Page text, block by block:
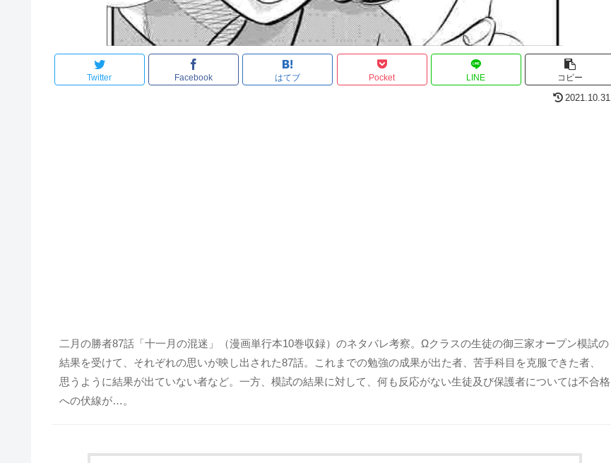
Twitter Facebook はてブ Pocket LINE コピー
2021.10.31
二月の勝者87話「十一月の混迷」（漫画単行本10巻収録）のネタバレ考察。Ωクラスの生徒の御三家オープン模試の
結果を受けて、それぞれの思いが映し出された87話。これまでの勉強の成果が出た者、苦手科目を克服できた者、
思うように結果が出ていない者など。一方、模試の結果に対して、何も反応がない生徒及び保護者については不合格
への伏線が…。